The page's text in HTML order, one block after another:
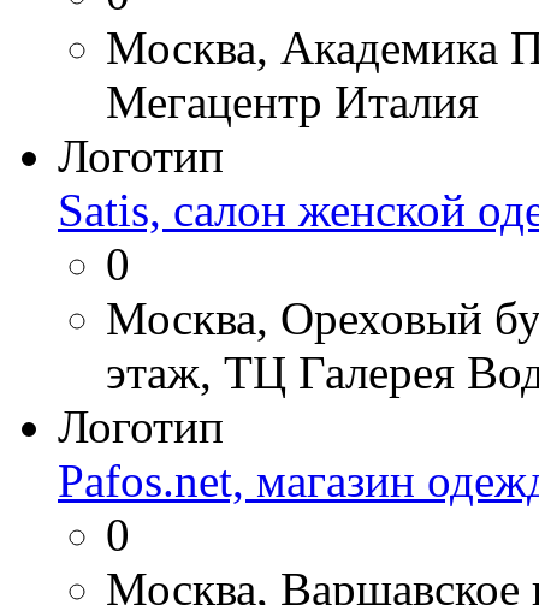
Москва, Академика
Мегацентр Италия
Логотип
Satis, салон женской
0
Москва, Ореховый
этаж, ТЦ Галерея
Логотип
Pafos.net, магазин
0
Москва,